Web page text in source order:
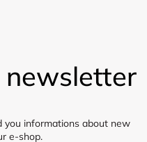
newsletter
you informations about new
e-shop.